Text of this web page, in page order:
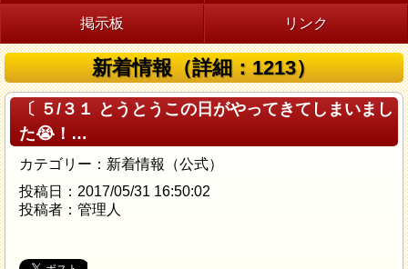
掲示板 リンク
新着情報（詳細：1213）
〔 ５/３１ とうとうこの日がやってきてしまいまし
た😭！…
カテゴリー：新着情報（公式）
投稿日：2017/05/31 16:50:02
投稿者：管理人